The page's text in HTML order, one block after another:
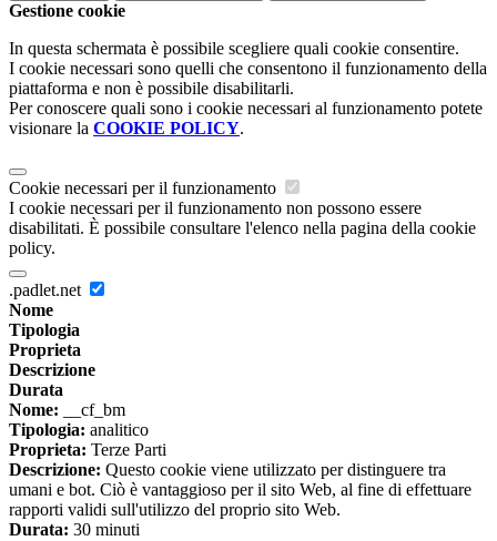
Gestione cookie
In questa schermata è possibile scegliere quali cookie consentire.
I cookie necessari sono quelli che consentono il funzionamento della
piattaforma e non è possibile disabilitarli.
Per conoscere quali sono i cookie necessari al funzionamento potete
visionare la COOKIE POLICY.
Cookie necessari per il funzionamento
I cookie necessari per il funzionamento non possono essere
disabilitati. È possibile consultare l'elenco nella pagina della cookie
policy.
.padlet.net
Nome
Tipologia
Proprieta
Descrizione
Durata
Nome: __cf_bm
Tipologia: analitico
Proprieta: Terze Parti
Descrizione: Questo cookie viene utilizzato per distinguere tra
umani e bot. Ciò è vantaggioso per il sito Web, al fine di effettuare
rapporti validi sull'utilizzo del proprio sito Web.
Durata: 30 minuti